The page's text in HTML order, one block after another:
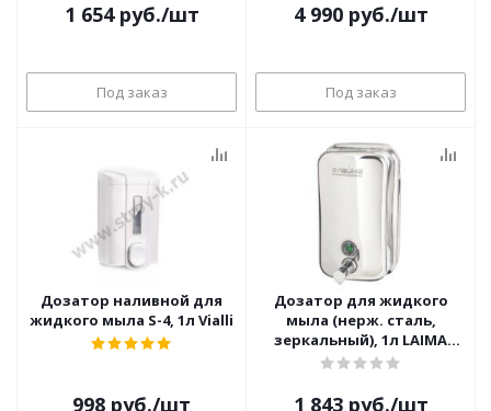
1 654руб./шт
Под заказ
4 990руб./шт
Под заказ
Дозатор наливной для
жидкого мыла S-4, 1л Vialli
998 руб./шт
Дозатор для жидкого
мыла (нерж. сталь,
зеркальный), 1л LAIMA
PROFESSIONAL INOX 605393
1 843руб./шт